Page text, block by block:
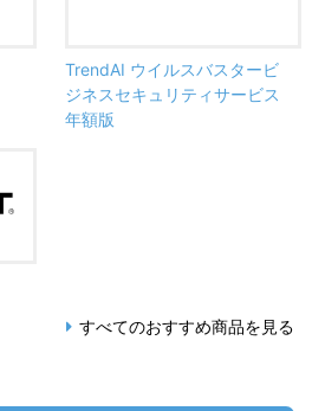
TrendAI ウイルスバスタービ
ジネスセキュリティサービス
年額版
すべてのおすすめ商品を見る